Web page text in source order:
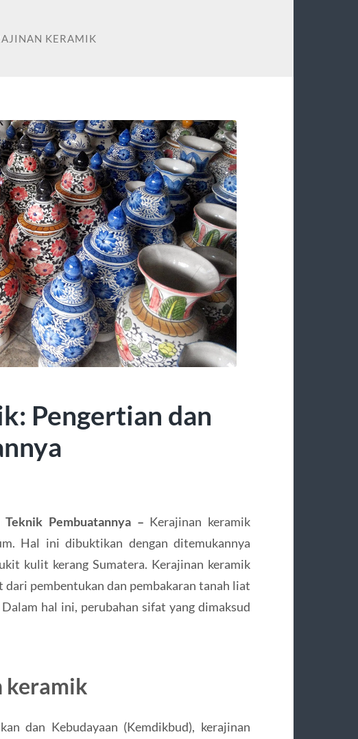
KERAMIK
Pengertian dan
Pembuatannya – Kerajinan keramik
Hal ini dibuktikan dengan ditemukannya
kulit kerang Sumatera. Kerajinan keramik
dari pembentukan dan pembakaran tanah liat
hal ini, perubahan sifat yang dimaksud
keramik
dan Kebudayaan (Kemdikbud), kerajinan